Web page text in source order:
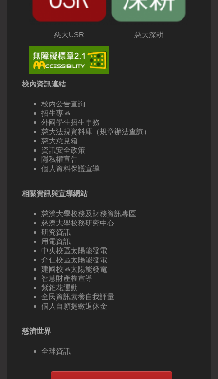
慈大USR 慈大深耕
校內資訊連結
校內公告查詢
招生專區
外國學生招生事務
慈大法規資料庫（規章辦法查詢）
慈大意見箱
資訊安全政策
隱私權宣告
個人資料保護宣導
相關資訊與宣導網站
慈濟大學校務及財務資訊專區
慈濟大學校務研究中心
研究資訊
用電資訊
中央校區太陽能發電
介仁校區太陽能發電
建國校區太陽能發電
智慧財產權宣導
紫錐花運動
全民資訊素養自我評量
個人自願提繳退休金
慈濟世界
全球資訊